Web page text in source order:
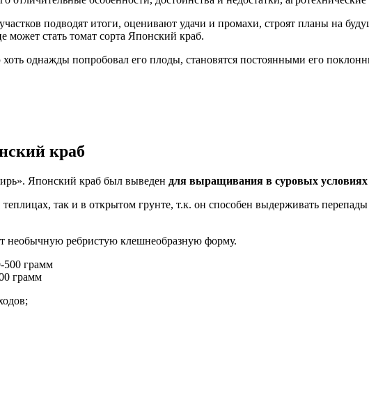
подводят итоги, оценивают удачи и промахи, строят планы на
может стать томат сорта Японский краб.
однажды попробовал его плоды, становятся постоянными его
краб
Японский краб был выведен для выращивания в суровых условиях
так и в открытом грунте, т.к. он способен выдерживать перепады
необычную ребристую клешнеобразную форму.
грамм